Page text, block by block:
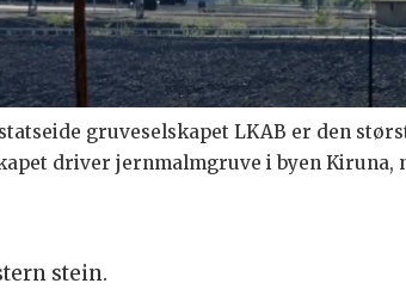
gruveselskapet LKAB er den
driver jernmalmgruve i byen Kiruna,
stein.